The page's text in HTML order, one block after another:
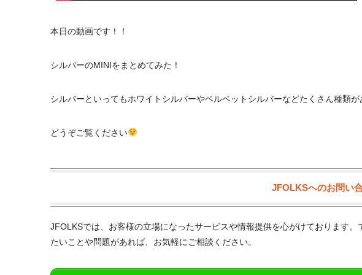
本日の動画です！！
シルバーのMINIをまとめてみた！
シルバーといってもホワイトシルバーやベルベットシルバーなどたくさん種類
どうぞご覧ください
JFOLKSへのお問い
JFOLKSでは、お客様の立場になったサービスや情報提供を心がけております
たいことや問題があれば、お気軽にご相談ください。